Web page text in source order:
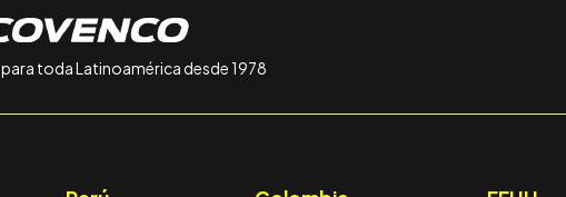
para toda Latinoamérica desde 1978